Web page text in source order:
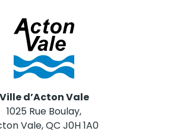
Ville d’Acton Vale
1025 Rue Boulay,
Vale, QC J0H 1A0